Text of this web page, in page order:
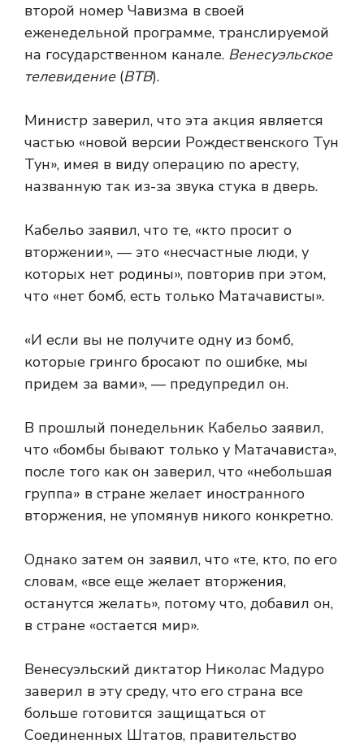
второй номер Чавизма в своей
еженедельной программе, транслируемой
на государственном канале. Венесуэльское
телевидение(ВТВ).
Министр заверил, что эта акция является
частью «новой версии Рождественского Тун
Тун», имея в виду операцию по аресту,
названную так из-за звука стука в дверь.
Кабельо заявил, что те, «кто просит о
вторжении», — это «несчастные люди, у
которых нет родины», повторив при этом,
что «нет бомб, есть только Матачависты».
«И если вы не получите одну из бомб,
которые гринго бросают по ошибке, мы
придем за вами», — предупредил он.
В прошлый понедельник Кабельо заявил,
что «бомбы бывают только у Матачависта»,
после того как он заверил, что «небольшая
группа» в стране желает иностранного
вторжения, не упомянув никого конкретно.
Однако затем он заявил, что «те, кто, по его
словам, «все еще желает вторжения,
останутся желать», потому что, добавил он,
в стране «остается мир».
Венесуэльский диктатор Николас Мадуро
заверил в эту среду, что его страна все
больше готовится защищаться от
Соединенных Штатов, правительство